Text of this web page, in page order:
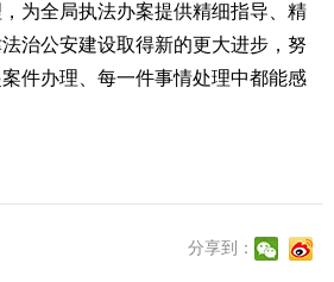
为全局执法办案提供精细指导、精
治公安建设取得新的更大进步，努
件办理、每一件事情处理中都能感
分享到：